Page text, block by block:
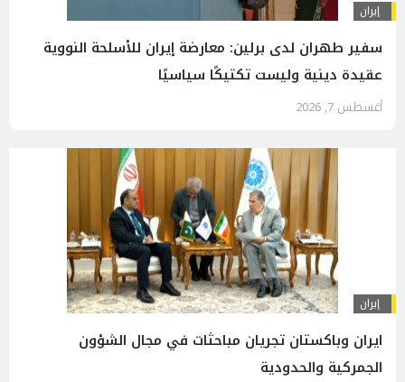
إيران
سفير طهران لدى برلين: معارضة إيران للأسلحة النووية
عقيدة دينية وليست تكتيكًا سياسيًا
أغسطس 7, 2026
إيران
ايران وباكستان تجريان مباحثات في مجال الشؤون
الجمركية والحدودية